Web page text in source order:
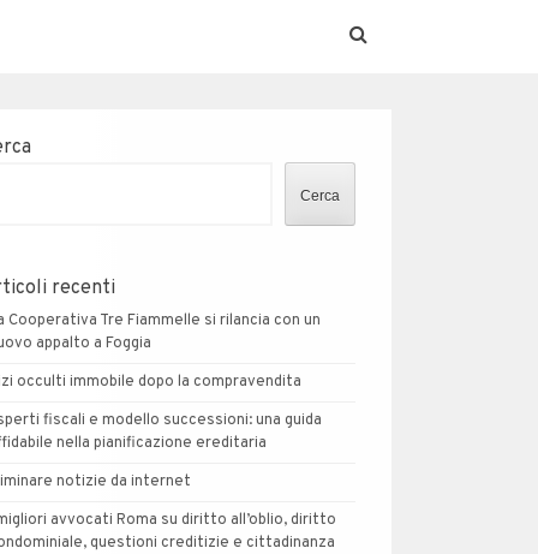
Cerca
recenti
Cooperativa Tre Fiammelle si rilancia con un
appalto a Foggia
occulti immobile dopo la compravendita
fiscali e modello successioni: una guida
nella pianificazione ereditaria
notizie da internet
avvocati Roma su diritto all’oblio, diritto
questioni creditizie e cittadinanza